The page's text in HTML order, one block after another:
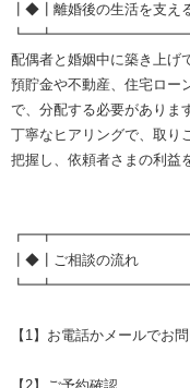
┃◆┃離婚後の生活を支え
配偶者と婚姻中に築き上げ
預貯金や不動産、住宅ロー
で、分配する必要がありま
丁寧なヒアリングで、取り
把握し、依頼者さまの利益
┃◆┃ご相談の流れ
【1】お電話かメールでお